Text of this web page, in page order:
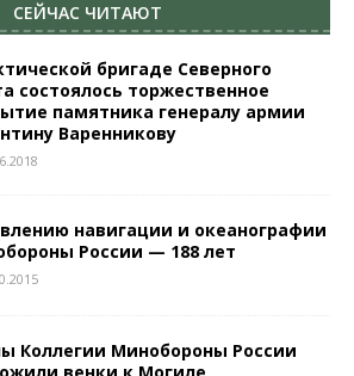
СЕЙЧАС ЧИТАЮТ
бригаде Северного
состоялось торжественное
памятника генералу армии
Варенникову
навигации и океанографии
России — 188 лет
Коллегии Минобороны России